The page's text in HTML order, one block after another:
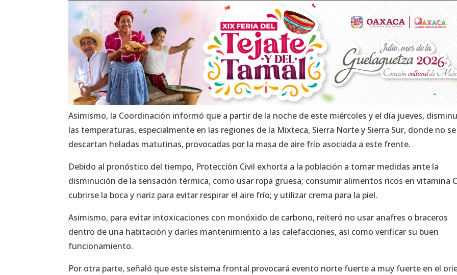
Asimismo, la Coordinación informó que a partir de la noche de este miércoles y el día jueves,
las temperaturas, especialmente en las regiones de la Mixteca, Sierra Norte y Sierra Sur, donde no se
descartan heladas matutinas, provocadas por la masa de aire frío asociada a este frente.
Debido al pronóstico del tiempo, Protección Civil exhorta a la población a tomar medidas ante la
disminución de la sensación térmica, como usar ropa gruesa; consumir alimentos ricos en vitamina
cubrirse la boca y nariz para evitar respirar el aire frío; y utilizar crema para la piel.
Asimismo, para evitar intoxicaciones con monóxido de carbono, reiteró no usar anafres o braceros
dentro de una habitación y darles mantenimiento a las calefacciones, así como verificar su buen
funcionamiento.
Por otra parte, señaló que este sistema frontal provocará evento norte fuerte a muy fuerte en el